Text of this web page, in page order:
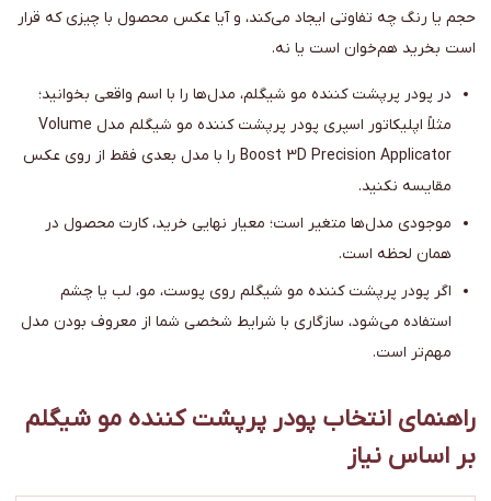
حجم یا رنگ چه تفاوتی ایجاد می‌کند، و آیا عکس محصول با چیزی که قرار
است بخرید هم‌خوان است یا نه.
در پودر پرپشت کننده مو شیگلم، مدل‌ها را با اسم واقعی بخوانید؛
مثلاً اپلیکاتور اسپری پودر پرپشت کننده مو شیگلم مدل Volume
Boost 3D Precision Applicator را با مدل بعدی فقط از روی عکس
مقایسه نکنید.
موجودی مدل‌ها متغیر است؛ معیار نهایی خرید، کارت محصول در
همان لحظه است.
اگر پودر پرپشت کننده مو شیگلم روی پوست، مو، لب یا چشم
استفاده می‌شود، سازگاری با شرایط شخصی شما از معروف بودن مدل
مهم‌تر است.
راهنمای انتخاب پودر پرپشت کننده مو شیگلم
بر اساس نیاز